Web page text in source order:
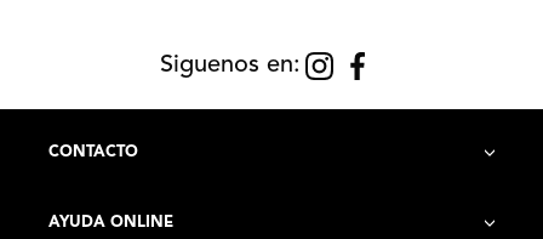
Siguenos en:
CONTACTO
AYUDA ONLINE